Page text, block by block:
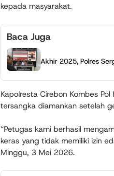
kepada masyarakat.
Baca Juga
Akhir 2025, Polres
Kapolresta Cirebon Kombes
tersangka diamankan setelah
“Petugas kami berhasil
keras yang tidak memiliki izin
Minggu, 3 Mei 2026.